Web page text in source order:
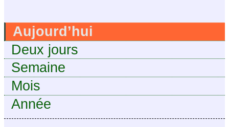
Aujourd’hui
Deux jours
Semaine
Mois
Année